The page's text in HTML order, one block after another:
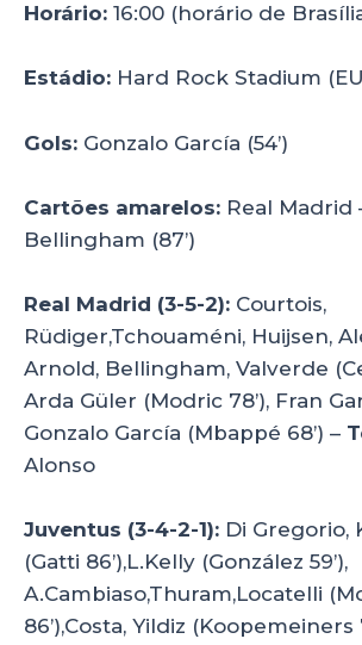
Horário: 16:00 (horário de
Estádio: Hard Rock Stadium
Gols: Gonzalo García (54’)
Cartões amarelos: Real Madrid
Bellingham (87’)
Real Madrid (3-5-2): Courtois,
Rüdiger,Tchouaméni, Huijsen,
Arnold, Bellingham, Valverde
Arda Güler (Modric 78’), Fran
Gonzalo García (Mbappé 68’) –
Alonso
Juventus (3-4-2-1): Di Gregorio,
(Gatti 86’),L.Kelly (González 59’),
A.Cambiaso,Thuram,Locatelli
86’),Costa, Yildiz (Koopemeiners